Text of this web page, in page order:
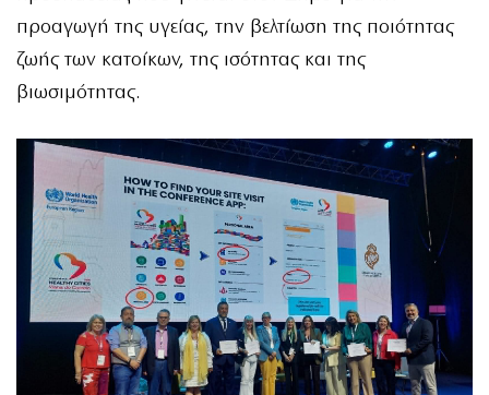
προαγωγή της υγείας, την βελτίωση της ποιότητας
ζωής των κατοίκων, της ισότητας και της
βιωσιμότητας.